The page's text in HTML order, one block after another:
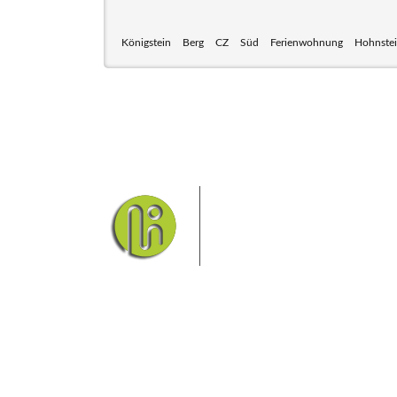
Königstein Berg CZ Süd Ferienwohnung